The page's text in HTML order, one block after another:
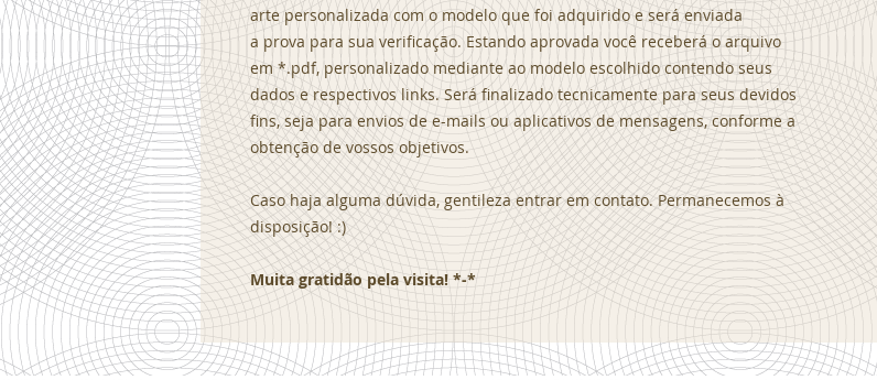
arte personalizada com o modelo que foi adquirido e será enviada
a prova para sua verificação. Estando aprovada você receberá o arquivo
em *.pdf, personalizado mediante ao modelo escolhido contendo seus
dados e respectivos links. Será finalizado tecnicamente para seus devidos
fins, seja para envios de e-mails ou aplicativos de mensagens, conforme a
obtenção de vossos objetivos.
Caso haja alguma dúvida, gentileza entrar em contato. Permanecemos à
disposição! :)
Muita gratidão pela visita! *-*